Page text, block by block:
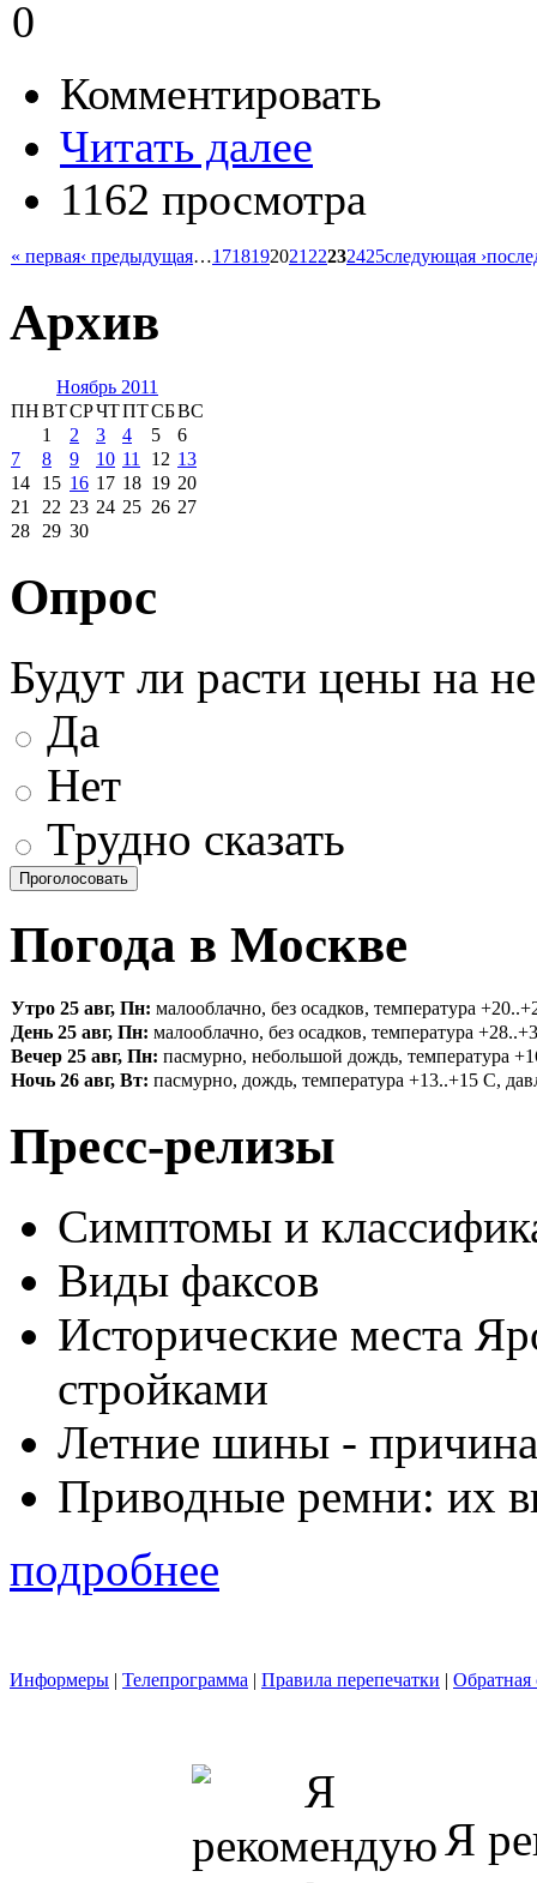
0
Комментировать
Читать далее
1162 просмотра
« первая‹ предыдущая…1718192021 22232425следующая ›
Архив
Ноябрь 2011
ПНВТСРЧТПТСБВС
1
2 3 4 5
6
7
8 9 10 11 12 13
14
15 16 17 18 19 20
21
22 23 24 25 26 27
28
29 30
Опрос
Будут ли расти цены на
Да
Нет
Трудно сказать
Погода в Москве
Утро 25 авг, Пн: малооблачно, без осадков, температура
День 25 авг, Пн: малооблачно, без осадков, температура
Вечер 25 авг, Пн: пасмурно, небольшой дождь, температура
Ночь 26 авг, Вт: пасмурно, дождь, температура +13..+15 С,
Пресс-релизы
Симптомы и
Виды факсов
Исторические места
стройками
Летние шины -
Приводные ремни: их
подробнее
Информеры | Телепрограмма | Правила перепечатки | Обратная
Я